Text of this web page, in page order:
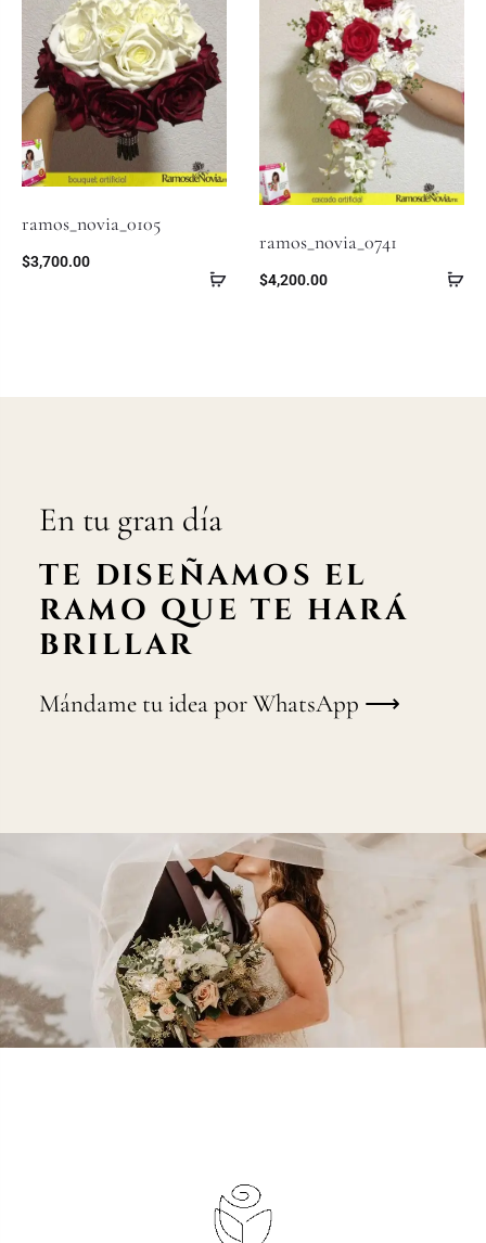
ramos_novia_0105
$3,700.00
ramos_novia_0741
$4,200.00
En tu gran día
TE DISEÑAMOS EL
RAMO QUE TE HARÁ
BRILLAR
Mándame tu idea por WhatsApp ⟶